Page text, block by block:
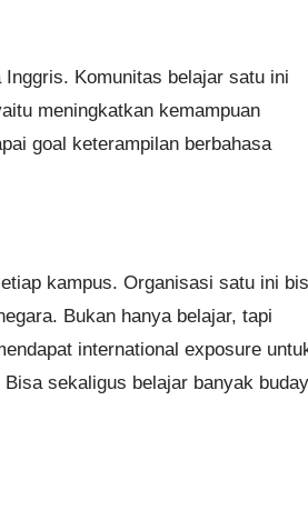
Komunitas belajar satu ini
meningkatkan kemampuan
goal keterampilan berbahasa
kampus. Organisasi satu ini
Bukan hanya belajar, tapi
international exposure
sekaligus belajar banyak